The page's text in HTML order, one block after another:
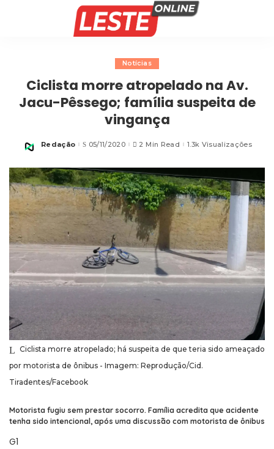
Notícias
Ciclista morre atropelado na Av.
Jacu-Pêssego; família suspeita de
vingança
Posted
Redação 05/11/2020 2 Min Read 1.3k Visualizações
Ciclista morre atropelado; há suspeita de que teria sido ameaçado
por motorista de ônibus - Imagem: Reprodução/Cid.
Tiradentes/Facebook
Motorista fugiu sem prestar socorro. Família acredita que acidente
tenha sido intencional, após uma discussão com motorista de ônibus
G1